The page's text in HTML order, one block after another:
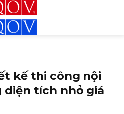
kế thi công nội
tích nhỏ giá